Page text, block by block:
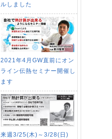
ルしました
2021年4月GW直前にオン
ライン伝熱セミナー開催し
ます
来週3/25(木)～3/28(日)